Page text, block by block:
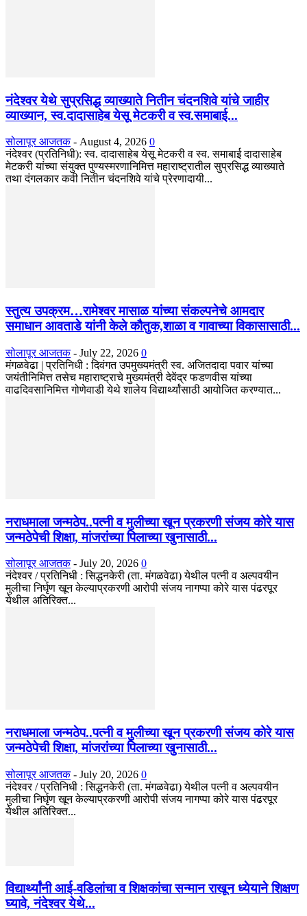
नंदेश्वर येथे सुप्रसिद्ध व्याख्याते नितीन चंदनशिवे यांचे जाहीर
व्याख्यान, स्व.दादासाहेब येसू मेटकरी व स्व.समाबाई...
सोलापूर आजतक - August 4, 2026 0
नंदेश्वर (प्रतिनिधी): स्व. दादासाहेब येसू मेटकरी व स्व. समाबाई दादासाहेब
मेटकरी यांच्या संयुक्त पुण्यस्मरणानिमित्त महाराष्ट्रातील सुप्रसिद्ध व्याख्याते
तथा दंगलकार कवी नितीन चंदनशिवे यांचे प्रेरणादायी...
स्तुत्य उपक्रम…रामेश्वर मासाळ यांच्या संकल्पनेचे आमदार
समाधान आवताडे यांनी केले कौतुक,शाळा व गावाच्या विकासासाठी...
सोलापूर आजतक - July 22, 2026 0
मंगळवेढा | प्रतिनिधी : दिवंगत उपमुख्यमंत्री स्व. अजितदादा पवार यांच्या
जयंतीनिमित्त तसेच महाराष्ट्राचे मुख्यमंत्री देवेंद्र फडणवीस यांच्या
वाढदिवसानिमित्त गोणेवाडी येथे शालेय विद्यार्थ्यांसाठी आयोजित करण्यात...
नराधमाला जन्मठेप..पत्नी व मुलीच्या खून प्रकरणी संजय कोरे यास
जन्मठेपेची शिक्षा, मांजरांच्या पिलाच्या खुनासाठी...
सोलापूर आजतक - July 20, 2026 0
नंदेश्वर / प्रतिनिधी : सिद्धनकेरी (ता. मंगळवेढा) येथील पत्नी व अल्पवयीन
मुलीचा निर्घृण खून केल्याप्रकरणी आरोपी संजय नागप्पा कोरे यास पंढरपूर
येथील अतिरिक्त...
नराधमाला जन्मठेप..पत्नी व मुलीच्या खून प्रकरणी संजय कोरे यास
जन्मठेपेची शिक्षा, मांजरांच्या पिलाच्या खुनासाठी...
सोलापूर आजतक - July 20, 2026 0
नंदेश्वर / प्रतिनिधी : सिद्धनकेरी (ता. मंगळवेढा) येथील पत्नी व अल्पवयीन
मुलीचा निर्घृण खून केल्याप्रकरणी आरोपी संजय नागप्पा कोरे यास पंढरपूर
येथील अतिरिक्त...
विद्यार्थ्यांनी आई-वडिलांचा व शिक्षकांचा सन्मान राखून ध्येयाने शिक्षण
घ्यावे, नंदेश्वर येथे...